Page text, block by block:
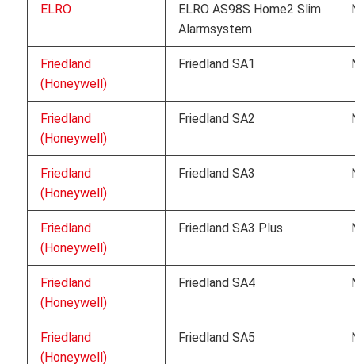
ELRO
ELRO AS98S Home2 Slim
Alarmsystem
Friedland
(Honeywell)
Friedland SA1
Friedland
(Honeywell)
Friedland SA2
Friedland
(Honeywell)
Friedland SA3
Friedland
(Honeywell)
Friedland SA3 Plus
Friedland
(Honeywell)
Friedland SA4
Friedland
(Honeywell)
Friedland SA5